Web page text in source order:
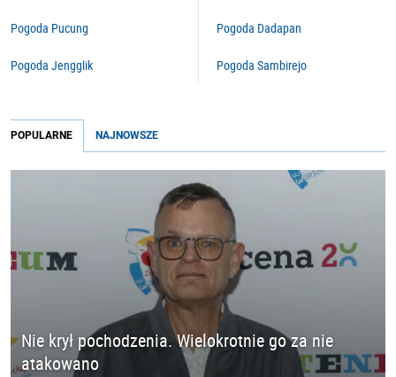
Pogoda Pucung
Pogoda Jengglik
Pogoda Dadapan
Pogoda Sambirejo
POPULARNE NAJNOWSZE
Nie krył pochodzenia. Wielokrotnie go za nie
atakowano